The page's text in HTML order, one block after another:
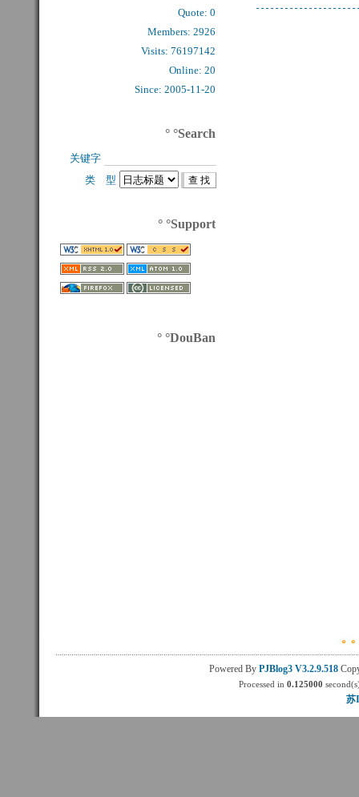
Quote: 0
Members: 2926
Visits: 76197142
Online: 20
Since: 2005-11-20
° °Search
关键字
类 型
° °Support
° °DouBan
Powered By PJBlog3 V3.2.9.518
Processed in0.125000
苏